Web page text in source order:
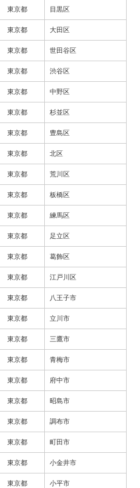
東京都 目黒区
東京都 大田区
東京都 世田谷区
東京都 渋谷区
東京都 中野区
東京都 杉並区
東京都 豊島区
東京都 北区
東京都 荒川区
東京都 板橋区
東京都 練馬区
東京都 足立区
東京都 葛飾区
東京都 江戸川区
東京都 八王子市
東京都 立川市
東京都 三鷹市
東京都 青梅市
東京都 府中市
東京都 昭島市
東京都 調布市
東京都 町田市
東京都 小金井市
東京都 小平市